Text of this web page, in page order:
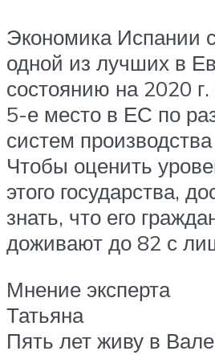
Экономика Испании
одной из лучших в
состоянию на 2020
5-е место в ЕС по
систем
Чтобы оценить
этого государства,
знать, что его
доживают до 82 с
Мнение эксперта
Татьяна
Пять лет живу в